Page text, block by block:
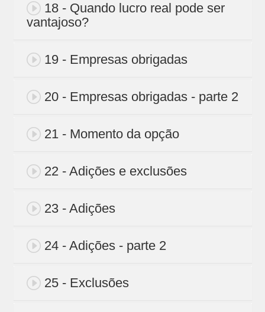
18 - Quando lucro real pode ser
vantajoso?
19 - Empresas obrigadas
20 - Empresas obrigadas - parte 2
21 - Momento da opção
22 - Adições e exclusões
23 - Adições
24 - Adições - parte 2
25 - Exclusões